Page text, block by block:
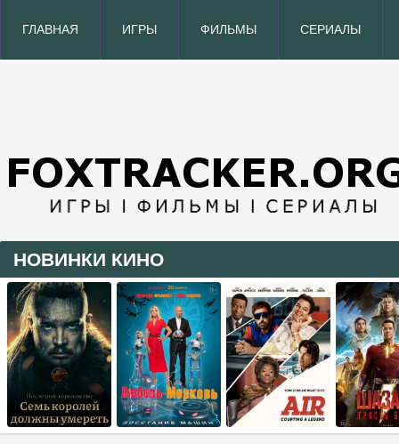
ГЛАВНАЯ ИГРЫ ФИЛЬМЫ СЕРИАЛЫ
НОВИНКИ КИНО